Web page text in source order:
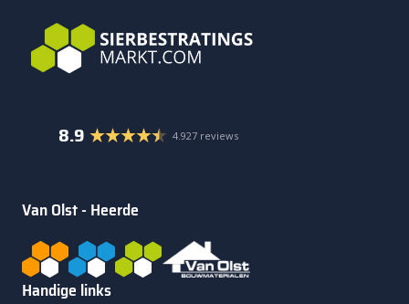
8.9 4.927 reviews
Van Olst - Heerde
Handige links